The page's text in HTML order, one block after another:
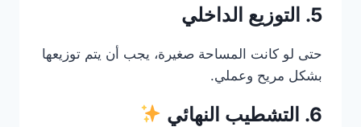
5. التوزيع الداخلي
حتى لو كانت المساحة صغيرة، يجب أن يتم توزيعها
بشكل مريح وعملي.
6. التشطيب النهائي